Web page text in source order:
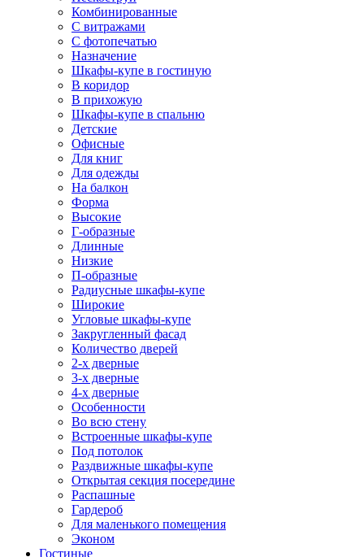
Комбинированные
С витражами
С фотопечатью
Назначение
Шкафы-купе в гостиную
В коридор
В прихожую
Шкафы-купе в спальню
Детские
Офисные
Для книг
Для одежды
На балкон
Форма
Высокие
Г-образные
Длинные
Низкие
П-образные
Радиусные шкафы-купе
Широкие
Угловые шкафы-купе
Закругленный фасад
Количество дверей
2-х дверные
3-х дверные
4-х дверные
Особенности
Во всю стену
Встроенные шкафы-купе
Под потолок
Раздвижные шкафы-купе
Открытая секция посередине
Распашные
Гардероб
Для маленького помещения
Эконом
Гостиные